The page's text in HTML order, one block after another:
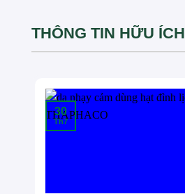
THÔNG TIN HỮU ÍCH
30
Th7